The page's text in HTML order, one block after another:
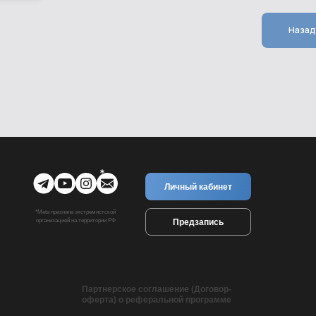
Назад
Партнерское соглашение (Договор-
оферта) о реферальной программе
Предзапись
Личный кабинет
*Meta признана экстремистской
организацией на территории РФ